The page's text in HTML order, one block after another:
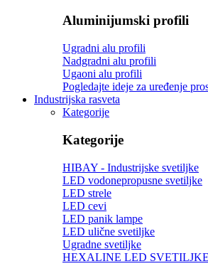
Aluminijumski profili
Ugradni alu profili
Nadgradni alu profili
Ugaoni alu profili
Pogledajte ideje za uređenje
Industrijska rasveta
Kategorije
Kategorije
HIBAY - Industrijske svetiljke
LED vodonepropusne svetiljke
LED strele
LED cevi
LED panik lampe
LED ulične svetiljke
Ugradne svetiljke
HEXALINE LED SVETILJKE